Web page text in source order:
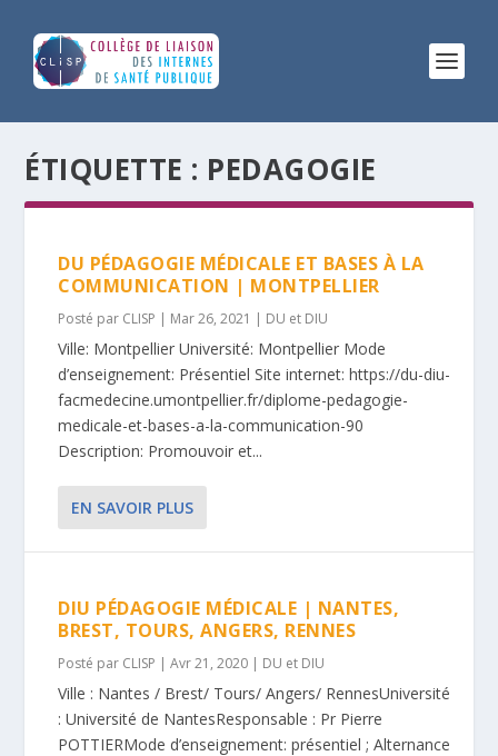
ÉTIQUETTE : PEDAGOGIE
DU PÉDAGOGIE MÉDICALE ET BASES À LA
COMMUNICATION | MONTPELLIER
Posté par CLISP | Mar 26, 2021 | DU et DIU
Ville: Montpellier Université: Montpellier Mode
d’enseignement: Présentiel Site internet: https://du-diu-
facmedecine.umontpellier.fr/diplome-pedagogie-
medicale-et-bases-a-la-communication-90
Description: Promouvoir et...
EN SAVOIR PLUS
DIU PÉDAGOGIE MÉDICALE | NANTES,
BREST, TOURS, ANGERS, RENNES
Posté par CLISP |Avr 21, 2020 | DU et DIU
Ville : Nantes / Brest/ Tours/ Angers/ RennesUniversité
: Université de NantesResponsable : Pr Pierre
POTTIERMode d’enseignement: présentiel ; Alternance